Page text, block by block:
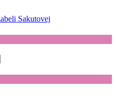
Sakutovej